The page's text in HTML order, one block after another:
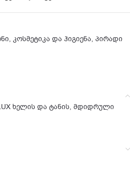
, კოსმეტიკა და ჰიგიენა, პირადი
ხელის და ტანის, მდიდრული